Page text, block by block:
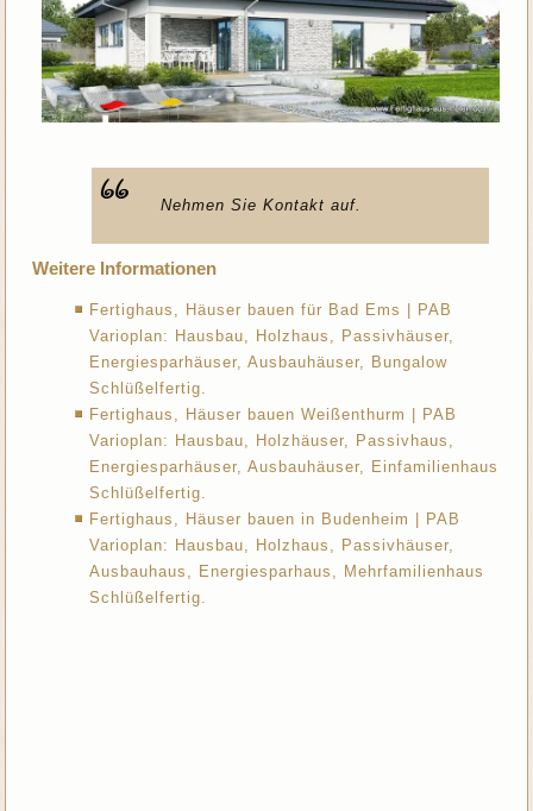
Nehmen Sie Kontakt auf.
Weitere Informationen
Fertighaus, Häuser bauen für Bad Ems | PAB
Varioplan: Hausbau, Holzhaus, Passivhäuser,
Energiesparhäuser, Ausbauhäuser, Bungalow
Schlüßelfertig.
Fertighaus, Häuser bauen Weißenthurm | PAB
Varioplan: Hausbau, Holzhäuser, Passivhaus,
Energiesparhäuser, Ausbauhäuser, Einfamilienhaus
Schlüßelfertig.
Fertighaus, Häuser bauen in Budenheim | PAB
Varioplan: Hausbau, Holzhaus, Passivhäuser,
Ausbauhaus, Energiesparhaus, Mehrfamilienhaus
Schlüßelfertig.